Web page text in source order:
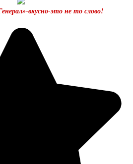
вкусно-это не то слово!